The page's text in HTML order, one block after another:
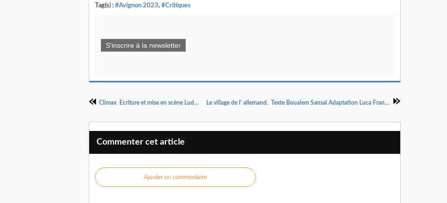
Tag(s) : #Avignon 2023, #Critiques
S'inscrire à la newsletter
Climax Ecriture et mise en scène Ludovic Pitori compagnie Zygomatic Le village de l' allemand. Texte Boualem Sansal Adaptation Luca Franceschi et Thierry Auzer. Mise en scène Luca Franceschi.
Commenter cet article
Ajouter un commentaire